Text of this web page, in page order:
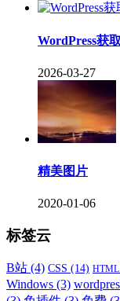
WordPress获
2026-03-27
精美图片
2020-01-06
标签云
B站 (4) CSS (14) HTML
Windows (3)